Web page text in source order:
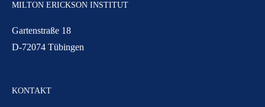
MILTON ERICKSON INSTITUT
Gartenstraße 18
D-72074 Tübingen
KONTAKT